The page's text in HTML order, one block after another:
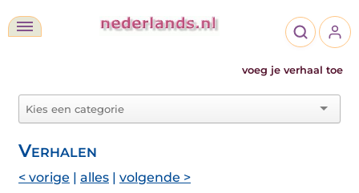
voeg je verhaal toe
Verhalen
< vorige | alles | volgende >